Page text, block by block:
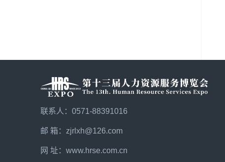
联系人：0571-88391016
邮 箱：zjrlxh@126.com
网 址： www.hrse.com.cn